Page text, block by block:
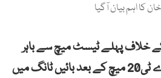
کا اہم بیان آگیا
خلاف پہلے ٹیسٹ میچ سے باہر
ہوگئے ہیں۔ انہیں تیسرے ٹی20 میچ کے بعد بائیں ٹانگ میں